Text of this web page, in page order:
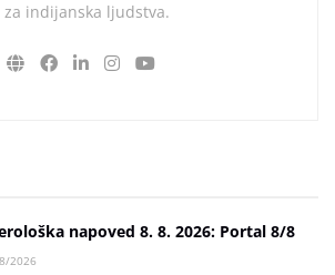
za indijanska ljudstva.
napoved 8. 8. 2026: Portal 8/8
2026